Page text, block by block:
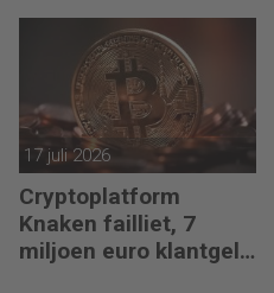
meedenkt, maar ook
17 juli 2026
Cryptoplatform
Knaken failliet, 7
miljoen euro klantgeld